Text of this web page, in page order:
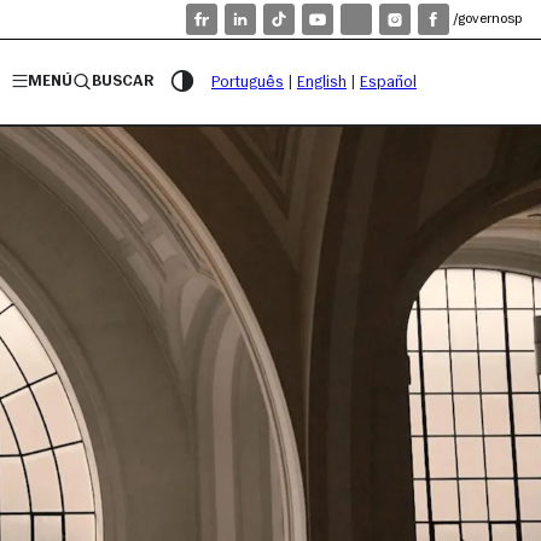
/governosp
MENÚ BUSCAR Português English Español